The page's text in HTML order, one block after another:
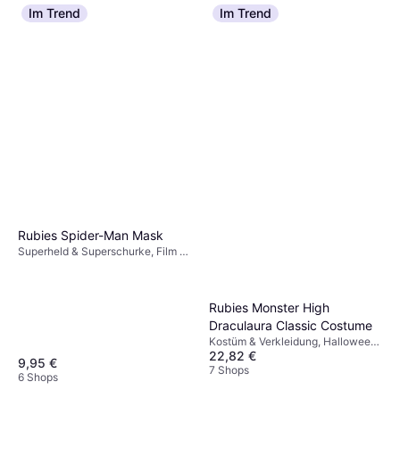
Im Trend
Rubies Spider-Man Mask
Superheld & Superschurke, Film &
9,95 €
6 Shops
Im Trend
Rubies Monster High
Draculaura Classic Costume
Kostüm & Verkleidung, Halloween,
Tiere, Monster
22,82 €
7 Shops
Passform zu wählen. Wenn du zwischen zwei
leicht und pflegeleicht, während Baumwolle
atmungsaktiver ist. Überlege dir, wie lange du